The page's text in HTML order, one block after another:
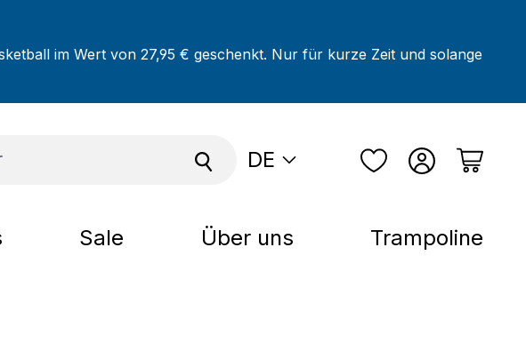
im Wert von 27,95 € geschenkt. Nur für kurze Zeit und solange
DE
Sale Über uns Trampoline